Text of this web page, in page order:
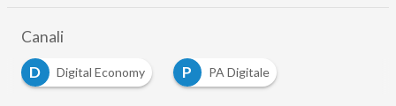
Canali
D
Digital Economy P
PA Digitale